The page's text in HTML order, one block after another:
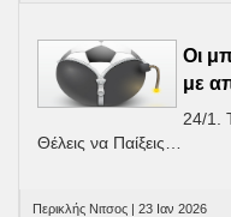
Οι
με
24/1.
Θέλεις να Παίξεις…
Περικλής Νιτσος | 23 Ιαν 2026